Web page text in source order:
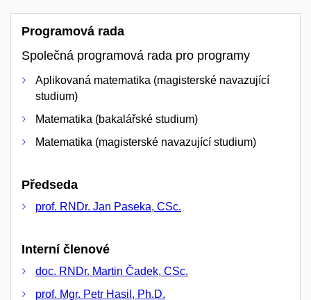
Programová rada
Společná programová rada pro programy
Aplikovaná matematika (magisterské navazující
studium)
Matematika (bakalářské studium)
Matematika (magisterské navazující studium)
Předseda
prof. RNDr. Jan Paseka, CSc.
Interní členové
doc. RNDr. Martin Čadek, CSc.
prof. Mgr. Petr Hasil, Ph.D.